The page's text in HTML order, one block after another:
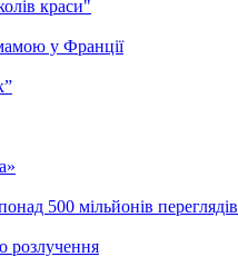
краси"
у Франції
500 мільйонів переглядів
розлучення